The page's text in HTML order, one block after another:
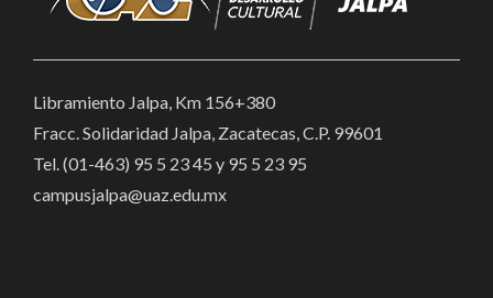
Libramiento Jalpa, Km 156+380
Fracc. Solidaridad Jalpa, Zacatecas, C.P. 99601
Tel. (01-463) 95 5 23 45 y 95 5 23 95
campusjalpa@uaz.edu.mx